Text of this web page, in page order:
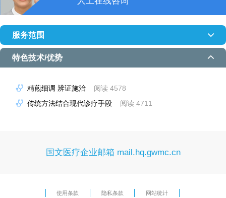
服务范围
特色技术/优势
精煎细调 辨证施治
阅读 4578
传统方法结合现代诊疗手段
阅读 4711
国文医疗企业邮箱 mail.hq.gwmc.cn
使用条款 隐私条款 网站统计